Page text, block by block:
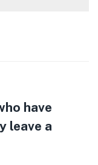
have
leave a